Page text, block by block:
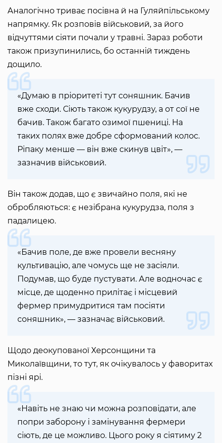
Аналогічно триває посівна й на Гуляйпільському
напрямку. Як розповів військовий, за його
відчуттями сіяти почали у травні. Зараз роботи
також призупинились, бо останній тиждень
дощило.
«Думаю в пріоритеті тут соняшник. Бачив
вже сходи. Сіють також кукурудзу, а от сої не
бачив. Також багато озимої пшениці. На
таких полях вже добре сформований колос.
Ріпаку менше — він вже скинув цвіт», —
зазначив військовий.
Він також додав, що є звичайно поля, які не
обробляються: є незібрана кукурудза, поля з
падалицею.
«Бачив поле, де вже провели весняну
культивацію, але чомусь ще не засіяли.
Подумав, що буде пустувати. Але водночас є
місце, де щоденно прилітає і місцевий
фермер примудритися там посіяти
соняшник», — зазначає військовий.
Щодо деокупованої Херсонщини та
Миколаївщини, то тут, як очікувалось у фаворитах
пізні ярі.
«Навіть не знаю чи можна розповідати, але
попри заборону і замінування фермери
сіють, де це можливо. Цього року я сіятиму 2